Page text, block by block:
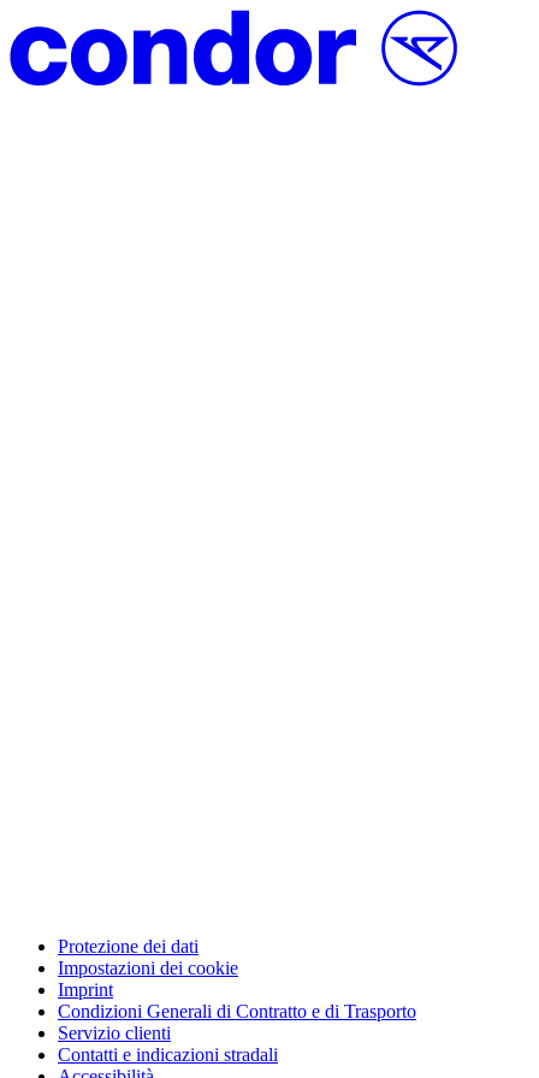
Protezione dei dati
Impostazioni dei cookie
Imprint
Condizioni Generali di Contratto e di Trasporto
Servizio clienti
Contatti e indicazioni stradali